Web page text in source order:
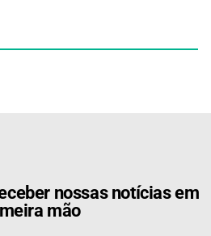
nossas notícias em
mão